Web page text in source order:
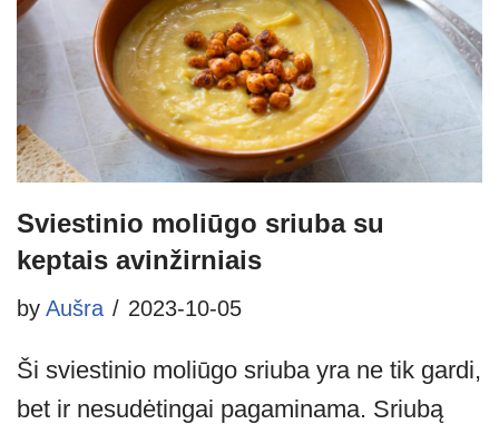
Sviestinio moliūgo sriuba su
keptais avinžirniais
by Aušra 2023-10-05
Ši sviestinio moliūgo sriuba yra ne tik gardi,
bet ir nesudėtingai pagaminama. Sriubą